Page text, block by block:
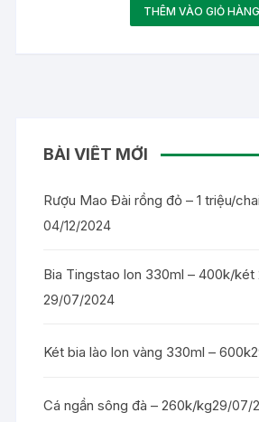
THÊM VÀO GIỎ HÀNG
BÀI VIẾT MỚI
Rượu Mao Đài rồng đỏ – 1 triệu/
04/12/2024
Bia Tingstao lon 330ml – 400k/két
29/07/2024
Két bia lào lon vàng 330ml – 600k
Cá ngần sông đà – 260k/kg29/07/